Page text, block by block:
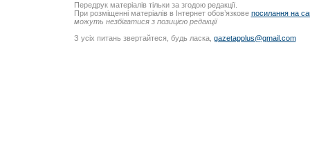
Передрук матеріалів тільки за згодою редакції.
При розміщенні матеріалів в Інтернет обов’язкове посилання на
можуть незбігатися з позицією редакції
З усіх питань звертайтеся, будь ласка, gazetapplus@gmail.com